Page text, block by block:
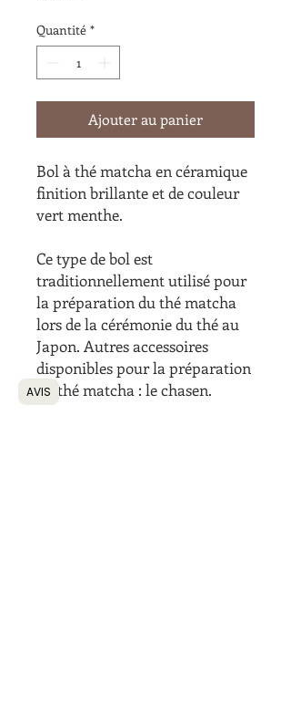
Quantité *
Ajouter au panier
Bol à thé matcha en céramique
finition brillante et de couleur
vert menthe.
Ce type de bol est
traditionnellement utilisé pour
la préparation du thé matcha
lors de la cérémonie du thé au
Japon. Autres accessoires
disponibles pour la préparation
du thé matcha : le chasen.
AVIS